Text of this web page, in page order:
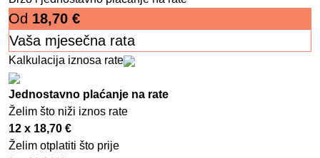
Od 18,70 €
Vaša mjesečna rata
Kalkulacija iznosa rate
Jednostavno plaćanje na rate
Želim što niži iznos rate
12 x 18,70 €
Želim otplatiti što prije